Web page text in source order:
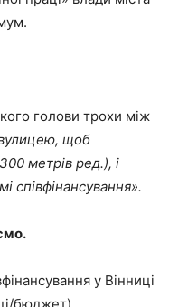
голови трохи між
щоб
метрів ред.), і
співфінансування».
у Вінниці
бюджет).